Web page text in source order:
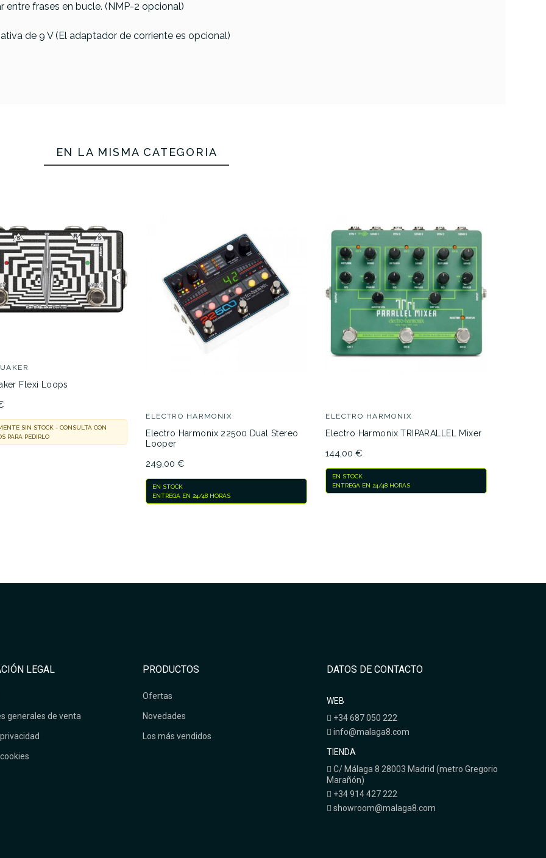
entre frases en bucle. (NMP-2 opcional)
de 9 V (El adaptador de corriente es opcional)
Zoom MS-90LP+
EN LA MISMA CATEGORÍA
Flexi Loops
SIN STOCK - CONSULTA CON
PARA PEDIRLO
ELECTRO HARMONIX
Electro Harmonix 22500 Dual Stereo
Looper
249,00 €
EN STOCK
ENTREGA EN 24/48 HORAS
ELECTRO HARMONIX
Electro Harmonix TRIPARALLEL Mixer
144,00 €
EN STOCK
ENTREGA EN 24/48 HORAS
LEGAL
generales de venta
PRODUCTOS
Ofertas
Novedades
Los más vendidos
DATOS DE CONTACTO
WEB
+34 687 050 222
info@malaga8.com
TIENDA
C/ Málaga 8 28003 Madrid (metro Gregorio
Marañón)
+34 914 427 222
showroom@malaga8.com